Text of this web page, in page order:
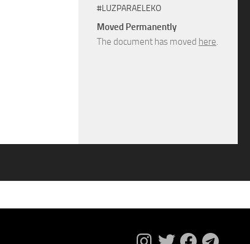
#LUZPARAELEKO
Moved Permanently
The document has moved here.